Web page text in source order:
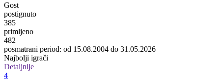
Gost
postignuto
385
primljeno
482
posmatrani period: od 15.08.2004 do 31.05.2026
Najbolji igrači
Detaljnije
4